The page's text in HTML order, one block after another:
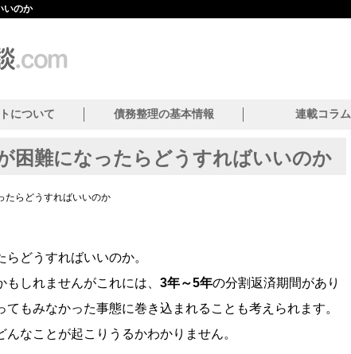
いのか
について 債務整理の基本情報 連載コラム
困難になったらどうすればいいのか
たらどうすればいいのか
らどうすればいいのか。
しれませんがこれには、 3年～5年の分割返済期間があり
もみなかった事態に巻き込まれることも考えられます。
なことが起こりうるかわかりません。